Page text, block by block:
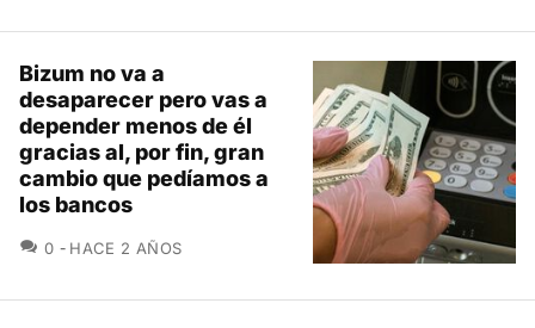
Bizum no va a
desaparecer pero vas a
depender menos de él
gracias al, por fin, gran
cambio que pedíamos a
los bancos
0 COMENTARIOS
HACE 2 AÑOS